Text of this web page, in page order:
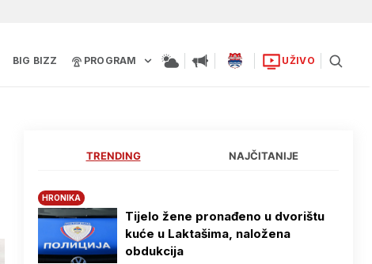
BIG BIZZ PROGRAM UŽIVO
TRENDING NAJČITANIJE
HRONIKA
Tijelo žene pronađeno u dvorištu
kuće u Laktašima, naložena
obdukcija